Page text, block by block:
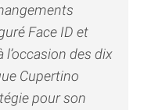
Face ID et
des dix
Cupertino
pour son